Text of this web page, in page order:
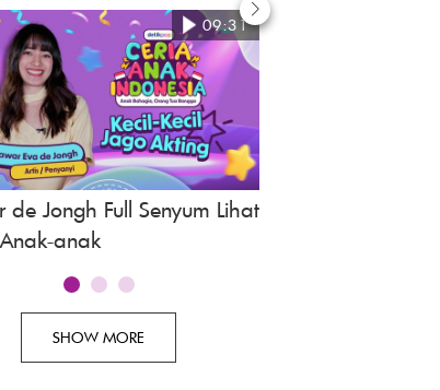
09:31
Jongh Full Senyum Lihat
anak
SHOW MORE